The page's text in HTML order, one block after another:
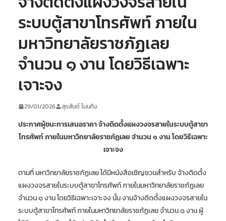
ระบบตู้สาขาโทรศัพท์ ภายใน
มหาวิทยาลัยราชภัฏเลย
จำนวน ๑ งาน โดยวิธีเฉพาะ
เจาะจง
29/01/2026 สุขสันต์ โนนทิง
ประกาศผู้ชนะการเสนอราคา จ้างติดตั้งแผงวงจรสายในระบบตู้สาขา
โทรศัพท์ ภายในมหาวิทยาลัยราชภัฏเลย จำนวน ๑ งาน โดยวิธีเฉพาะ
เจาะจง
ตามที่ มหาวิทยาลัยราชภัฏเลย ได้มีหนังสือเชิญชวนสำหรับ จ้างติดตั้ง
แผงวงจรสายในระบบตู้สาขาโทรศัพท์ ภายในมหาวิทยาลัยราชภัฏเลย
จำนวน ๑ งาน โดยวิธีเฉพาะเจาะจง นั้นงานจ้างติดตั้งแผงวงจรสายใน
ระบบตู้สาขาโทรศัพท์ ภายในมหาวิทยาลัยราชภัฏเลย จำนวน ๑ งาน ผู้